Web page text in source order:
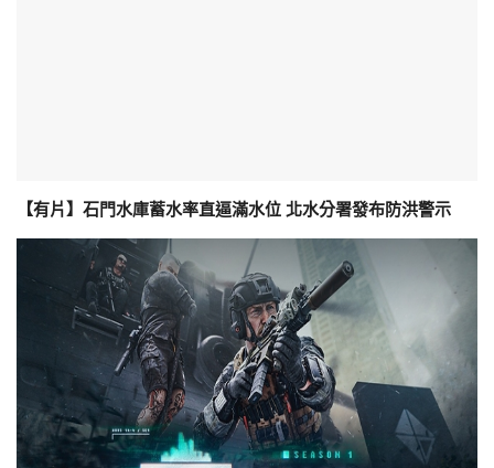
【有片】石門水庫蓄水率直逼滿水位 北水分署發布防洪警示